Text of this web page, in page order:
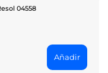
04558
Añadir